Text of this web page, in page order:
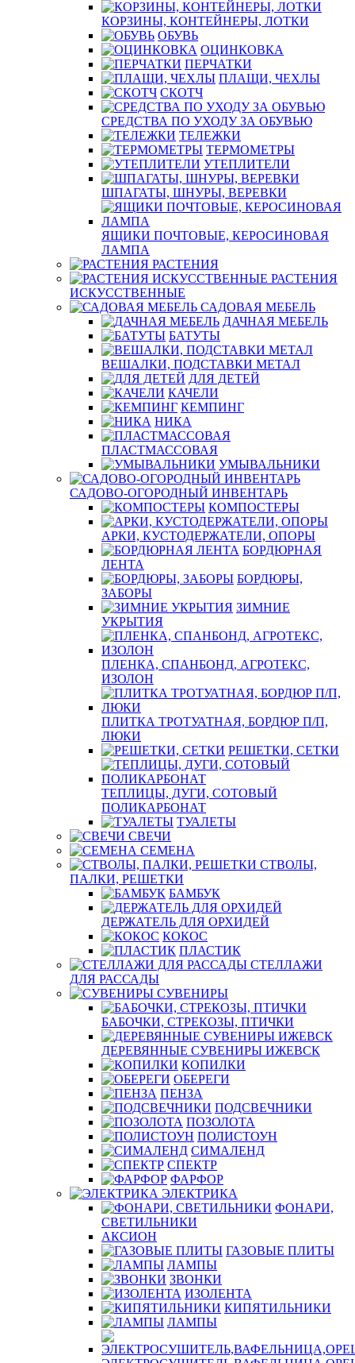
КОРЗИНЫ, КОНТЕЙНЕРЫ, ЛОТКИ
ОБУВЬ
ОЦИНКОВКА
ПЕРЧАТКИ
ПЛАЩИ, ЧЕХЛЫ
СКОТЧ
СРЕДСТВА ПО УХОДУ ЗА ОБУВЬЮ
ТЕЛЕЖКИ
ТЕРМОМЕТРЫ
УТЕПЛИТЕЛИ
ШПАГАТЫ, ШНУРЫ, ВЕРЕВКИ
ЯЩИКИ ПОЧТОВЫЕ, КЕРОСИНОВАЯ
ЛАМПА
РАСТЕНИЯ
РАСТЕНИЯ
ИСКУССТВЕННЫЕ
САДОВАЯ МЕБЕЛЬ
ДАЧНАЯ МЕБЕЛЬ
БАТУТЫ
ВЕШАЛКИ, ПОДСТАВКИ МЕТАЛ
ДЛЯ ДЕТЕЙ
КАЧЕЛИ
КЕМПИНГ
НИКА
ПЛАСТМАССОВАЯ
УМЫВАЛЬНИКИ
САДОВО-ОГОРОДНЫЙ ИНВЕНТАРЬ
КОМПОСТЕРЫ
АРКИ, КУСТОДЕРЖАТЕЛИ, ОПОРЫ
БОРДЮРНАЯ
ЛЕНТА
БОРДЮРЫ,
ЗАБОРЫ
ЗИМНИЕ
УКРЫТИЯ
ПЛЕНКА, СПАНБОНД, АГРОТЕКС,
ИЗОЛОН
ПЛИТКА ТРОТУАТНАЯ, БОРДЮР П/П,
ЛЮКИ
РЕШЕТКИ, СЕТКИ
ТЕПЛИЦЫ, ДУГИ, СОТОВЫЙ
ПОЛИКАРБОНАТ
ТУАЛЕТЫ
СВЕЧИ
СЕМЕНА
СТВОЛЫ,
ПАЛКИ, РЕШЕТКИ
БАМБУК
ДЕРЖАТЕЛЬ ДЛЯ ОРХИДЕЙ
КОКОС
ПЛАСТИК
СТЕЛЛАЖИ
ДЛЯ РАССАДЫ
СУВЕНИРЫ
БАБОЧКИ, СТРЕКОЗЫ, ПТИЧКИ
ДЕРЕВЯННЫЕ СУВЕНИРЫ ИЖЕВСК
КОПИЛКИ
ОБЕРЕГИ
ПЕНЗА
ПОДСВЕЧНИКИ
ПОЗОЛОТА
ПОЛИСТОУН
СИМАЛЕНД
СПЕКТР
ФАРФОР
ЭЛЕКТРИКА
ФОНАРИ,
СВЕТИЛЬНИКИ
АКСИОН
ГАЗОВЫЕ ПЛИТЫ
ЛАМПЫ
ЗВОНКИ
ИЗОЛЕНТА
КИПЯТИЛЬНИКИ
ЛАМПЫ